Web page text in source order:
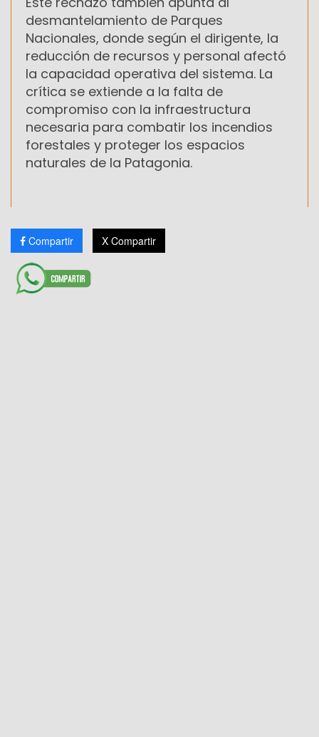
desmantelamiento de Parques
Nacionales, donde según el dirigente, la
reducción de recursos y personal afectó
la capacidad operativa del sistema. La
crítica se extiende a la falta de
compromiso con la infraestructura
necesaria para combatir los incendios
forestales y proteger los espacios
naturales de la Patagonia.
Compartir X Compartir